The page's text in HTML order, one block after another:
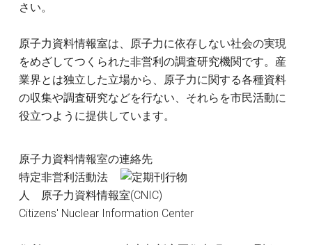
さい。
原子力資料情報室は、原子力に依存しない社会の実現
をめざしてつくられた非営利の調査研究機関です。産
業界とは独立した立場から、原子力に関する各種資料
の収集や調査研究などを行ない、それらを市民活動に
役立つように提供しています。
原子力資料情報室の連絡先
特定非営利活動法
人 原子力資料情報室(CNIC)
Citizens' Nuclear Information Center